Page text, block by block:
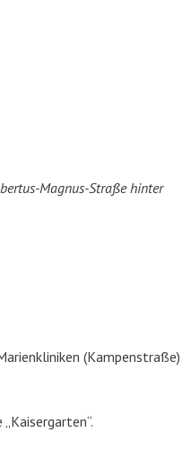
Magnus-Straße hinter
(Kampenstraße)